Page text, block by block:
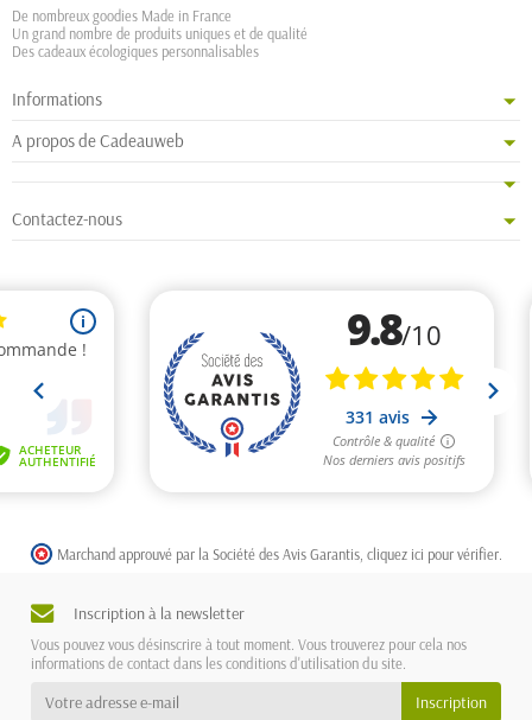
De nombreux goodies Made in France
Un grand nombre de produits uniques et de qualité
Des cadeaux écologiques personnalisables
Informations
A propos de Cadeauweb
Contactez-nous
Marchand approuvé par la Société des Avis Garantis, cliquez ici pour vérifier
Inscription à la newsletter
Vous pouvez vous désinscrire à tout moment. Vous trouverez pour cela nos
informations de contact dans les conditions d'utilisation du site.